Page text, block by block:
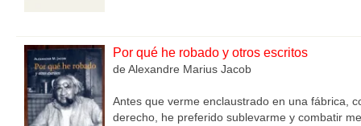
Por qué he robado y otros escritos
de Alexandre Marius Jacob
Antes que verme enclaustrado en una fábrica,
derecho, he preferido sublevarme y combatir